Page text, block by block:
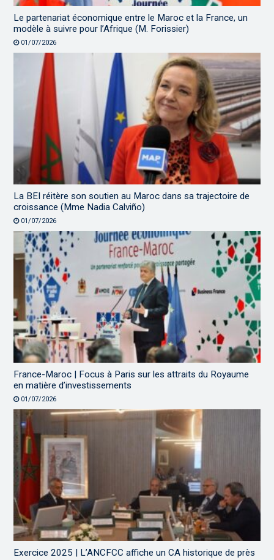
Le partenariat économique entre le Maroc et la France, un
modèle à suivre pour l’Afrique (M. Forissier)
01/07/2026
La BEI réitère son soutien au Maroc dans sa trajectoire de
croissance (Mme Nadia Calviño)
01/07/2026
France-Maroc | Focus à Paris sur les attraits du Royaume
en matière d’investissements
01/07/2026
Exercice 2025 | L’ANCFCC affiche un CA historique de près